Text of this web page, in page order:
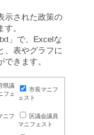
示された政策の
。
」で、Excelな
、表やグラフに
きます。
県議
フェ
市長マニフ
ェスト
ニフ
区議会議員
マニフェスト